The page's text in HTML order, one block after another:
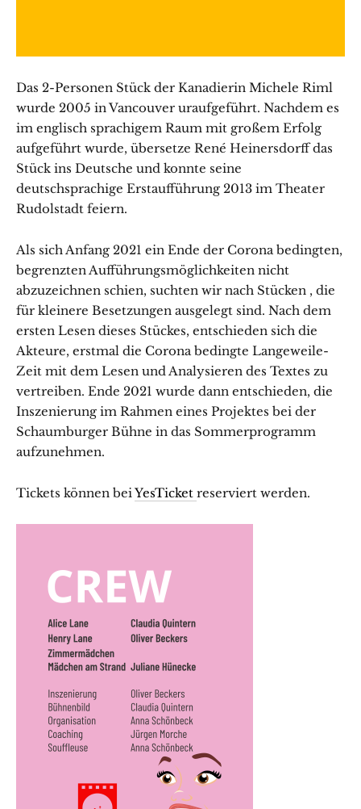
Das 2-Personen Stück der Kanadierin Michele Riml
wurde 2005 in Vancouver uraufgeführt. Nachdem es
im englisch sprachigem Raum mit großem Erfolg
aufgeführt wurde, übersetze René Heinersdorff das
Stück ins Deutsche und konnte seine
deutschsprachige Erstaufführung 2013 im Theater
Rudolstadt feiern.
Als sich Anfang 2021 ein Ende der Corona bedingten,
begrenzten Aufführungsmöglichkeiten nicht
abzuzeichnen schien, suchten wir nach Stücken , die
für kleinere Besetzungen ausgelegt sind. Nach dem
ersten Lesen dieses Stückes, entschieden sich die
Akteure, erstmal die Corona bedingte Langeweile-
Zeit mit dem Lesen und Analysieren des Textes zu
vertreiben. Ende 2021 wurde dann entschieden, die
Inszenierung im Rahmen eines Projektes bei der
Schaumburger Bühne in das Sommerprogramm
aufzunehmen.
Tickets können bei YesTicket reserviert werden.